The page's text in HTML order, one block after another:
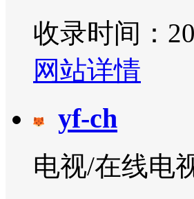
收录时间：
网站详情
yf-ch
电视/在线电